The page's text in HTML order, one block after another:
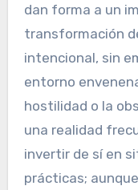
dan forma a un
transformación
intencional, sin
entorno
hostilidad o la
una realidad
invertir de sí en
prácticas;